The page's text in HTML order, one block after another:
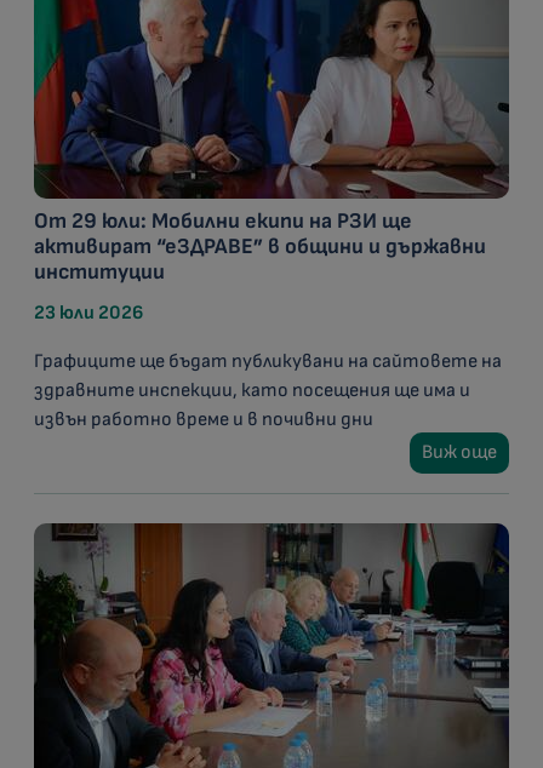
От 29 юли: Мобилни екипи на РЗИ ще
активират “еЗДРАВЕ” в общини и държавни
институции
23 юли 2026
Графиците ще бъдат публикувани на сайтовете на
здравните инспекции, като посещения ще има и
извън работно време и в почивни дни
Виж още